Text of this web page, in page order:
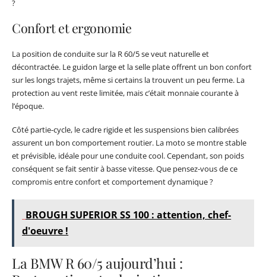
?
Confort et ergonomie
La position de conduite sur la R 60/5 se veut naturelle et
décontractée. Le guidon large et la selle plate offrent un bon confort
sur les longs trajets, même si certains la trouvent un peu ferme. La
protection au vent reste limitée, mais c’était monnaie courante à
l’époque.
Côté partie-cycle, le cadre rigide et les suspensions bien calibrées
assurent un bon comportement routier. La moto se montre stable
et prévisible, idéale pour une conduite cool. Cependant, son poids
conséquent se fait sentir à basse vitesse. Que pensez-vous de ce
compromis entre confort et comportement dynamique ?
BROUGH SUPERIOR SS 100 : attention, chef-
d'oeuvre !
La BMW R 60/5 aujourd’hui :